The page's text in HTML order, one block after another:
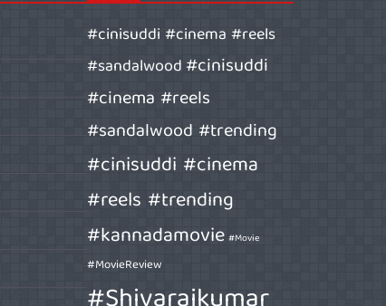
#cinisuddi #cinema #reels
#sandalwood#cinisuddi
#cinema #reels
#sandalwood #trending
#cinisuddi #cinema
#reels #trending
#kannadamovie #Movie
#MovieReview